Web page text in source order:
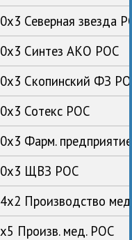
Северная звезда
Синтез АКО РОС
Скопинский ФЗ
Сотекс РОС
Фарм.
ЩВЗ РОС
Производство
Произв. мед. РОС